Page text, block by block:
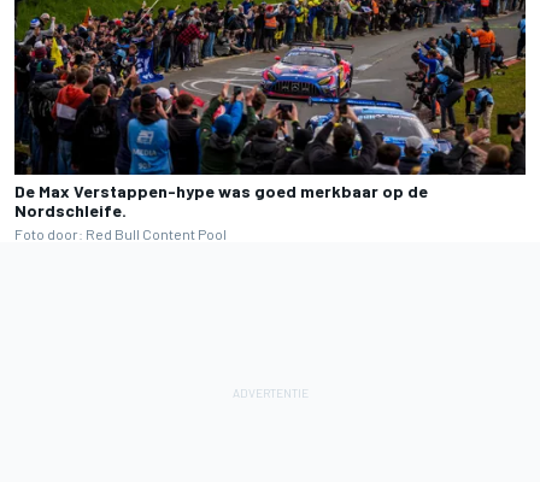
De Max Verstappen-hype was goed merkbaar op de
Nordschleife.
Foto door: Red Bull Content Pool